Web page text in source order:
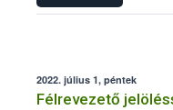
2022. július 1, péntek
Félrevezető